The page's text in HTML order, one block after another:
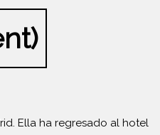
Ella ha regresado al hotel